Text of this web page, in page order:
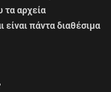
τα αρχεία
πάντα διαθέσιμα